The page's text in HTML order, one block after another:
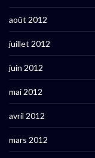
août 2012
juillet 2012
juin 2012
mai 2012
avril 2012
mars 2012